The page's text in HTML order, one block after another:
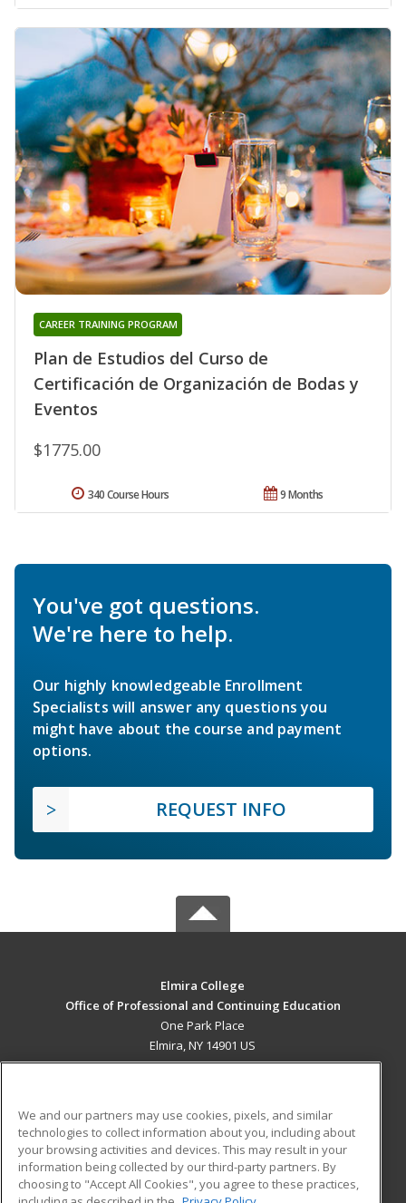
Plan de Estudios del Curso de
Certificación de Organización de Bodas y
Eventos
CAREER TRAINING PROGRAM
$1775.00
9 Months
340 Course Hours
You've got questions.
We're here to help.
Our highly knowledgeable Enrollment
Specialists will answer any questions you
might have about the course and payment
options.
REQUEST INFO
Elmira College
Office of Professional and Continuing Education
One Park Place
Elmira, NY 14901 US
ADDITIONAL RESOURCES
Military
Financial Assistance
Student Blog
We and our partners may use cookies, pixels, and similar
technologies to collect information about you, including about
your browsing activities and devices. This may result in your
information being collected by our third-party partners. By
choosing to "Accept All Cookies", you agree to these practices,